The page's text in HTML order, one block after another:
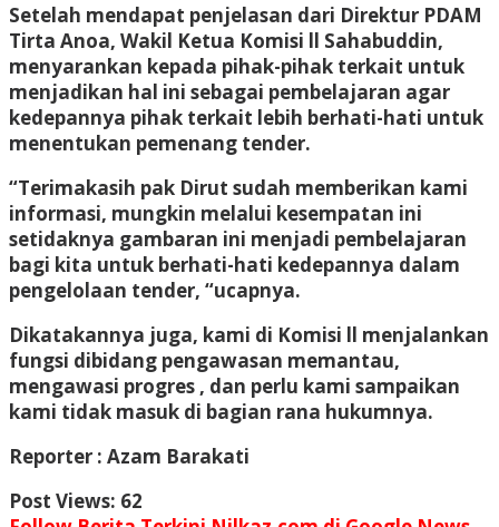
Setelah mendapat penjelasan dari Direktur PDAM
Tirta Anoa, Wakil Ketua Komisi ll Sahabuddin,
menyarankan kepada pihak-pihak terkait untuk
menjadikan hal ini sebagai pembelajaran agar
kedepannya pihak terkait lebih berhati-hati untuk
menentukan pemenang tender.
“Terimakasih pak Dirut sudah memberikan kami
informasi, mungkin melalui kesempatan ini
setidaknya gambaran ini menjadi pembelajaran
bagi kita untuk berhati-hati kedepannya dalam
pengelolaan tender, “ucapnya.
Dikatakannya juga, kami di Komisi ll menjalankan
fungsi dibidang pengawasan memantau,
mengawasi progres , dan perlu kami sampaikan
kami tidak masuk di bagian rana hukumnya.
Reporter : Azam Barakati
Post Views: 62